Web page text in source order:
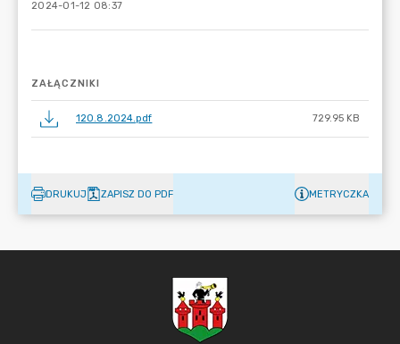
2024-01-12 08:37
ZAŁĄCZNIKI
120.8.2024.pdf 729.95 KB
DRUKUJ ZAPISZ DO PDF METRYCZKA